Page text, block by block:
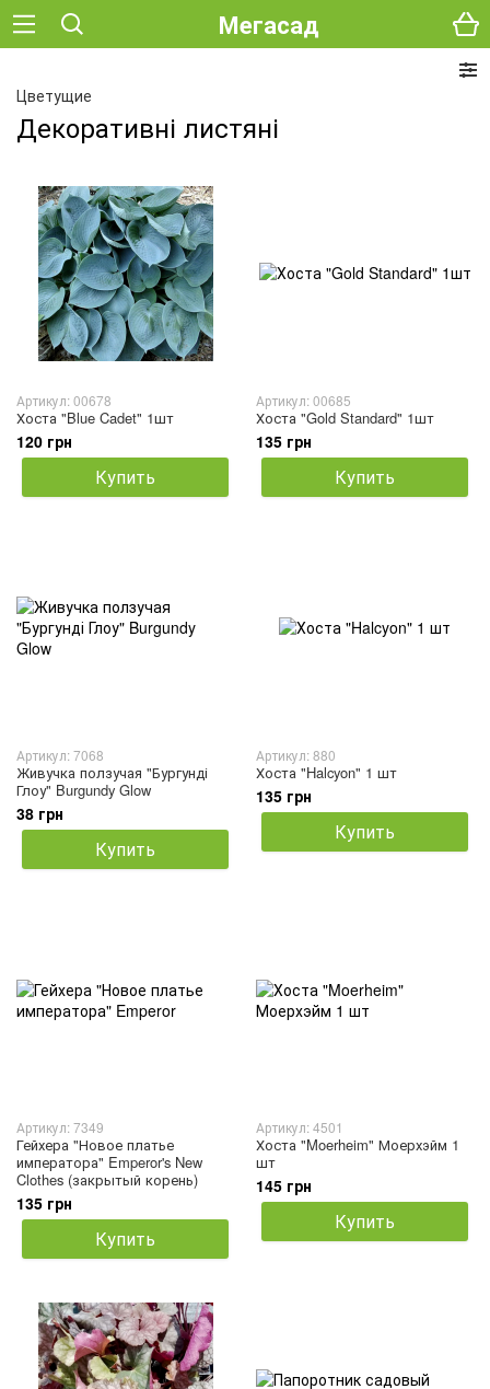
Мегасад
Цветущие
Декоративні листяні
Артикул: 00678
Хоста "Blue Cadet" 1шт
120 грн
Купить
Артикул: 00685
Хоста "Gold Standard" 1шт
135 грн
Купить
Артикул: 7068
Живучка ползучая "Бургунді
Глоу" Burgundy Glow
38 грн
Купить
Артикул: 880
Хоста "Halcyon" 1 шт
135 грн
Купить
Артикул: 7349
Гейхера "Новое платье
императора" Emperor's New
Clothes (закрытый корень)
135 грн
Купить
Артикул: 4501
Хоста "Moerheim" Моерхэйм 1
шт
145 грн
Купить